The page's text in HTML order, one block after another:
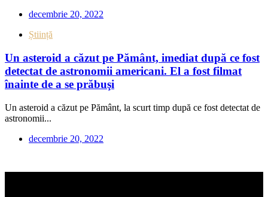
decembrie 20, 2022
Știință
Un asteroid a căzut pe Pământ, imediat după ce fost
detectat de astronomii americani. El a fost filmat
înainte de a se prăbuşi
Un asteroid a căzut pe Pământ, la scurt timp după ce fost detectat de
astronomii...
decembrie 20, 2022